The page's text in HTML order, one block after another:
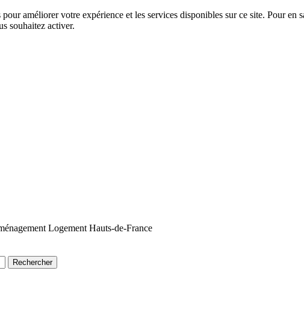
améliorer votre expérience et les services disponibles sur ce site. Pour
souhaitez activer.
Logement Hauts-de-France
Rechercher